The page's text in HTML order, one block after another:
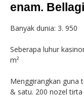
enam.
Banyak dunia: 3. 950
Seberapa luhur
m²
Menggirangkan guna
& satu. 200 nozel